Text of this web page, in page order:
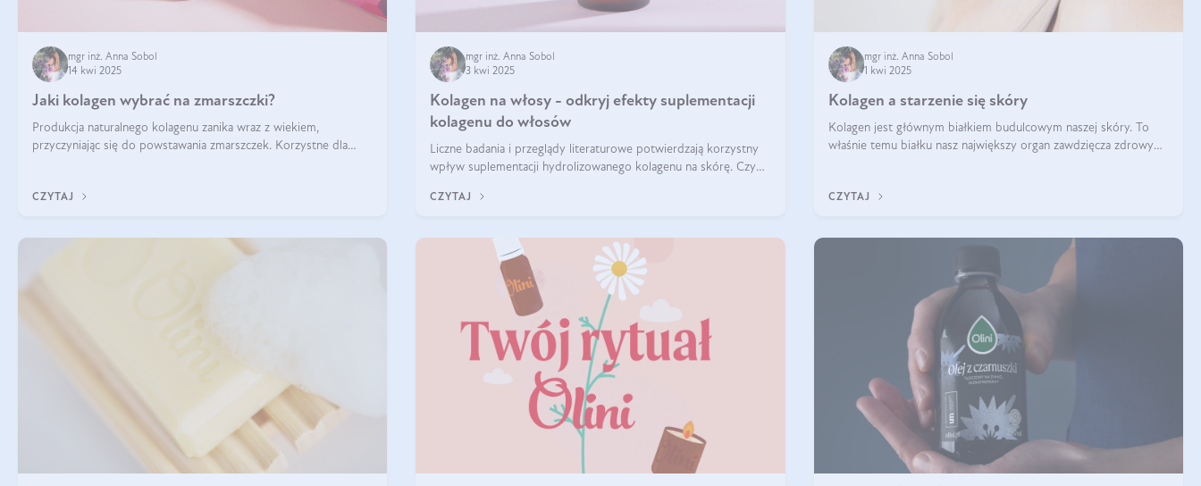
mgr inż. Anna Sobol
14 kwi 2025
Jaki kolagen wybrać na zmarszczki?
Produkcja naturalnego kolagenu zanika wraz z wiekiem,
przyczyniając się do powstawania zmarszczek. Korzystne dla
CZYTAJ
mgr inż. Anna Sobol
3 kwi 2025
Kolagen na włosy - odkryj efekty suplementacji
kolagenu do włosów
Liczne badania i przeglądy literaturowe potwierdzają korzystny
wpływ suplementacji hydrolizowanego kolagenu na skórę. Czy
CZYTAJ
mgr inż. Anna Sobol
1 kwi 2025
Kolagen a starzenie się skóry
Kolagen jest głównym białkiem budulcowym naszej skóry. To
właśnie temu białku nasz największy organ zawdzięcza zdrowy
CZYTAJ